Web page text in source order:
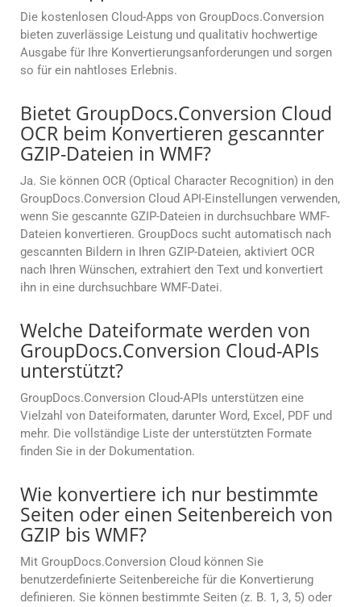
Die kostenlosen Cloud-Apps von GroupDocs.Conversion
bieten zuverlässige Leistung und qualitativ hochwertige
Ausgabe für Ihre Konvertierungsanforderungen und sorgen
so für ein nahtloses Erlebnis.
Bietet GroupDocs.Conversion Cloud
OCR beim Konvertieren gescannter
GZIP-Dateien in WMF?
Ja. Sie können OCR (Optical Character Recognition) in den
GroupDocs.Conversion Cloud API-Einstellungen verwenden,
wenn Sie gescannte GZIP-Dateien in durchsuchbare WMF-
Dateien konvertieren. GroupDocs sucht automatisch nach
gescannten Bildern in Ihren GZIP-Dateien, aktiviert OCR
nach Ihren Wünschen, extrahiert den Text und konvertiert
ihn in eine durchsuchbare WMF-Datei.
Welche Dateiformate werden von
GroupDocs.Conversion Cloud-APIs
unterstützt?
GroupDocs.Conversion Cloud-APIs unterstützen eine
Vielzahl von Dateiformaten, darunter Word, Excel, PDF und
mehr. Die vollständige Liste der unterstützten Formate
finden Sie in der Dokumentation.
Wie konvertiere ich nur bestimmte
Seiten oder einen Seitenbereich von
GZIP bis WMF?
Mit GroupDocs.Conversion Cloud können Sie
benutzerdefinierte Seitenbereiche für die Konvertierung
definieren. Sie können bestimmte Seiten (z. B. 1, 3, 5) oder